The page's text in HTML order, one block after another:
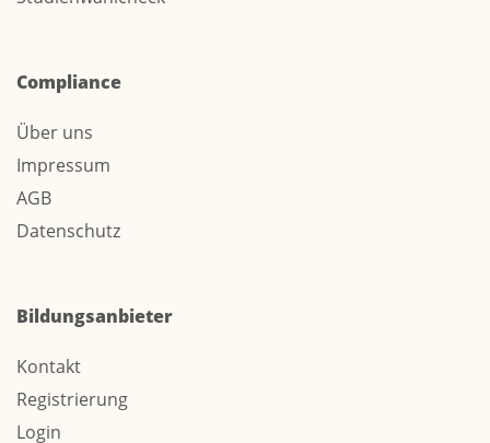
Compliance
Über uns
Impressum
AGB
Datenschutz
Bildungsanbieter
Kontakt
Registrierung
Login